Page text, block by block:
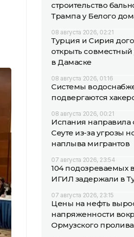
строительство
Трампа у Белого
08 августа 2026, 02:21
Турция и Сирия
открыть
в Дамаске
08 августа 2026, 01:16
Системы
подвергаются
08 августа 2026, 00:21
Испания направила
Сеуте из-за угрозы
наплыва мигрантов
07 августа 2026, 23:54
104 подозреваемых
ИГИЛ задержали в
07 августа 2026, 23:15
Цены на нефть
напряженности
Ормузского пролива